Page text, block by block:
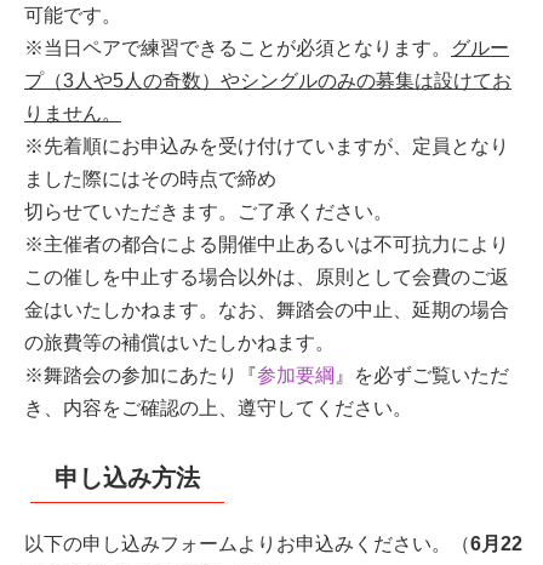
可能です。
※当日ペアで練習できることが必須となります。 グルー
プ（3人や5人の奇数）やシングルのみの募集は設けてお
りません。
※先着順にお申込みを受け付けていますが、定員となり
ました際にはその時点で締め
切らせていただきます。ご了承ください。
※主催者の都合による開催中止あるいは不可抗力により
この催しを中止する場合以外は、原則として会費のご返
金はいたしかねます。なお、舞踏会の中止、延期の場合
の旅費等の補償はいたしかねます。
※舞踏会の参加にあたり『参加要綱 』を必ずご覧いただ
き、内容をご確認の上、遵守してください。
申し込み方法
以下の申し込みフォームよりお申込みください。（6月22